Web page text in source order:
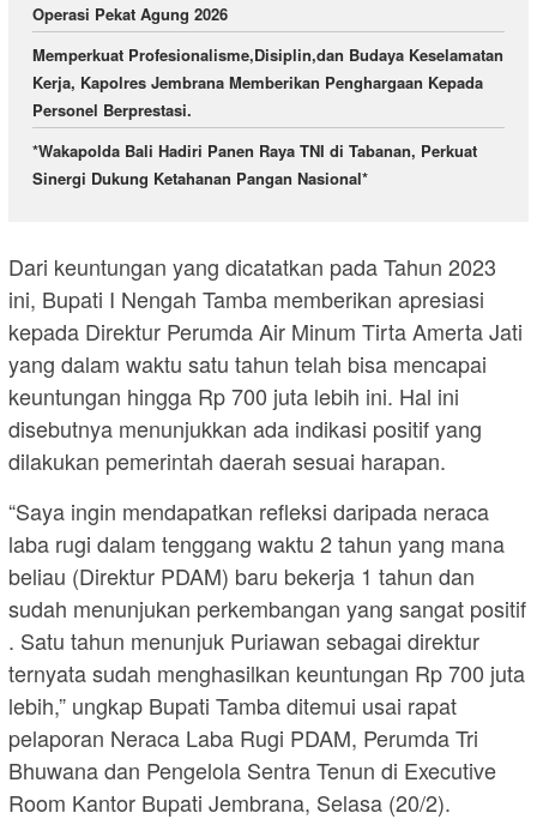
Operasi Pekat Agung 2026
Memperkuat Profesionalisme,Disiplin,dan Budaya Keselamatan
Kerja, Kapolres Jembrana Memberikan Penghargaan Kepada
Personel Berprestasi.
*Wakapolda Bali Hadiri Panen Raya TNI di Tabanan, Perkuat
Sinergi Dukung Ketahanan Pangan Nasional*
Dari keuntungan yang dicatatkan pada Tahun 2023
ini, Bupati I Nengah Tamba memberikan apresiasi
kepada Direktur Perumda Air Minum Tirta Amerta Jati
yang dalam waktu satu tahun telah bisa mencapai
keuntungan hingga Rp 700 juta lebih ini. Hal ini
disebutnya menunjukkan ada indikasi positif yang
dilakukan pemerintah daerah sesuai harapan.
“Saya ingin mendapatkan refleksi daripada neraca
laba rugi dalam tenggang waktu 2 tahun yang mana
beliau (Direktur PDAM) baru bekerja 1 tahun dan
sudah menunjukan perkembangan yang sangat positif
. Satu tahun menunjuk Puriawan sebagai direktur
ternyata sudah menghasilkan keuntungan Rp 700 juta
lebih,” ungkap Bupati Tamba ditemui usai rapat
pelaporan Neraca Laba Rugi PDAM, Perumda Tri
Bhuwana dan Pengelola Sentra Tenun di Executive
Room Kantor Bupati Jembrana, Selasa (20/2).